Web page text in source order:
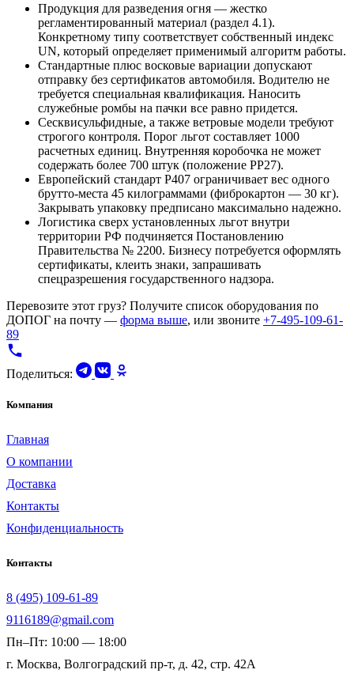
Продукция для разведения огня — жестко
регламентированный материал (раздел 4.1).
Конкретному типу соответствует собственный индекс
UN, который определяет применимый алгоритм работы.
Стандартные плюс восковые вариации допускают
отправку без сертификатов автомобиля. Водителю не
требуется специальная квалификация. Наносить
служебные ромбы на пачки все равно придется.
Сесквисульфидные, а также ветровые модели требуют
строгого контроля. Порог льгот составляет 1000
расчетных единиц. Внутренняя коробочка не может
содержать более 700 штук (положение PP27).
Европейский стандарт P407 ограничивает вес одного
брутто-места 45 килограммами (фиброкартон — 30 кг).
Закрывать упаковку предписано максимально надежно.
Логистика сверх установленных льгот внутри
территории РФ подчиняется Постановлению
Правительства № 2200. Бизнесу потребуется оформлять
сертификаты, клеить знаки, запрашивать
спецразрешения государственного надзора.
Перевозите этот груз? Получите список оборудования по
ДОПОГ на почту — форма выше, или звоните +7-495-109-61-
89
Поделиться:
Компания
Главная
О компании
Доставка
Контакты
Конфиденциальность
Контакты
8 (495) 109-61-89
9116189@gmail.com
Пн–Пт: 10:00 — 18:00
г. Москва, Волгоградский пр-т, д. 42, стр. 42А